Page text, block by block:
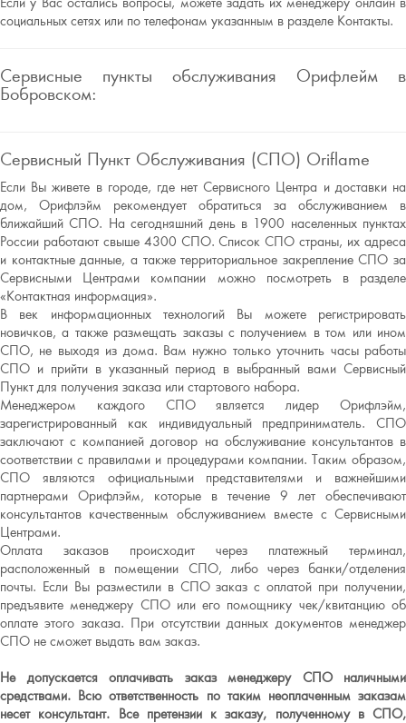
социальных сетях или по телефонам указанным в разделе Контакты.
Сервисные пункты обслуживания Орифлейм в
Бобровском:
Сервисный Пункт Обслуживания (СПО) Oriflame
Если Вы живете в городе, где нет Сервисного Центра и доставки на
дом, Орифлэйм рекомендует обратиться за обслуживанием в
ближайший СПО. На сегодняшний день в 1900 населенных пунктах
России работают свыше 4300 СПО. Список СПО страны, их адреса
и контактные данные, а также территориальное закрепление СПО за
Сервисными Центрами компании можно посмотреть в разделе
«Контактная информация».
В век информационных технологий Вы можете регистрировать
новичков, а также размещать заказы с получением в том или ином
СПО, не выходя из дома. Вам нужно только уточнить часы работы
СПО и прийти в указанный период в выбранный вами Сервисный
Пункт для получения заказа или стартового набора.
Менеджером каждого СПО является лидер Орифлэйм,
зарегистрированный как индивидуальный предприниматель. СПО
заключают с компанией договор на обслуживание консультантов в
соответствии с правилами и процедурами компании. Таким образом,
СПО являются официальными представителями и важнейшими
партнерами Орифлэйм, которые в течение 9 лет обеспечивают
консультантов качественным обслуживанием вместе с Сервисными
Центрами.
Оплата заказов происходит через платежный терминал,
расположенный в помещении СПО, либо через банки/отделения
почты. Если Вы разместили в СПО заказ с оплатой при получении,
предъявите менеджеру СПО или его помощнику чек/квитанцию об
оплате этого заказа. При отсутствии данных документов менеджер
СПО не сможет выдать вам заказ.
Не допускается оплачивать заказ менеджеру СПО наличными
средствами. Всю ответственность по таким неоплаченным заказам
несет консультант. Все претензии к заказу, полученному в СПО,